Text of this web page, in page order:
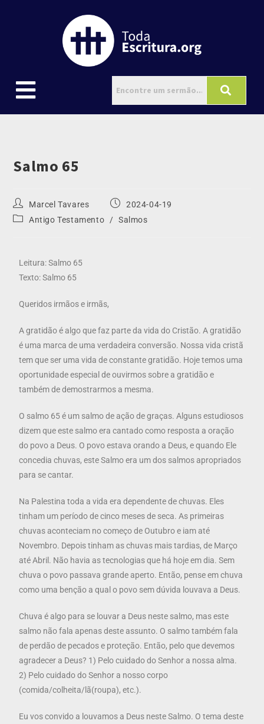
Salmo 65
Marcel Tavares
2024-04-19
Antigo Testamento
/ Salmos
Leitura: Salmo 65
Texto: Salmo 65
Queridos irmãos e irmãs,
A gratidão é algo que faz parte da vida do Cristão. A gratidão
é uma marca de uma verdadeira conversão. Nossa vida cristã
tem que ser uma vida de constante gratidão. Hoje temos uma
oportunidade especial de ouvirmos sobre a gratidão e
também de demostrarmos a mesma.
O salmo 65 é um salmo de ação de graças. Alguns estudiosos
dizem que este salmo era cantado como resposta a oração
do povo a Deus. O povo estava orando a Deus, e quando Ele
concedia chuvas, este Salmo era um dos salmos apropriados
para se cantar.
Na Palestina toda a vida era dependente de chuvas. Eles
tinham um período de cinco meses de seca. As primeiras
chuvas aconteciam no começo de Outubro e iam até
Novembro. Depois tinham as chuvas mais tardias, de Março
até Abril. Não havia as tecnologias que há hoje em dia. Sem
chuva o povo passava grande aperto. Então, pense em chuva
como uma benção a qual o povo sem dúvida louvava a Deus.
Chuva é algo para se louvar a Deus neste salmo, mas este
salmo não fala apenas deste assunto. O salmo também fala
de perdão de pecados e proteção. Então, pelo que devemos
agradecer a Deus? 1) Pelo cuidado do Senhor a nossa alma.
2) Pelo cuidado do Senhor a nosso corpo
(comida/colheita/lã(roupa), etc.).
Eu vos convido a louvamos a Deus neste Salmo. O tema deste